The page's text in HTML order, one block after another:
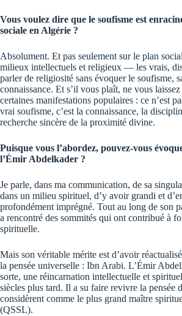
Vous voulez dire que le soufisme est
sociale en Algérie ?
Absolument. Et pas seulement sur le plan
milieux intellectuels et religieux — les vrais,
parler de religiosité sans évoquer le soufisme,
connaissance. Et s’il vous plaît, ne vous
certaines manifestations populaires : ce n’est
vrai soufisme, c’est la connaissance, la
recherche sincère de la proximité divine.
Puisque vous l’abordez, pouvez-vous
l’Émir Abdelkader ?
Je parle, dans ma communication, de sa
dans un milieu spirituel, d’y avoir grandi et
profondément imprégné. Tout au long de son
a rencontré des sommités qui ont contribué à
spirituelle.
Mais son véritable mérite est d’avoir
la pensée universelle : Ibn Arabi. L’Émir
sorte, une réincarnation intellectuelle et
siècles plus tard. Il a su faire revivre la pensée
considèrent comme le plus grand maître
(QSSL).